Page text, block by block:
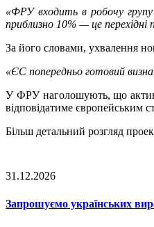
«ФРУ входить в робочу групу
приблизно 10% — це перехідні
За його словами, ухвалення
«ЄС попередньо готовий
У ФРУ наголошують, що
відповідатиме європейським
Більш детальний розгляд
31.12.2026
Запрошуємо українських